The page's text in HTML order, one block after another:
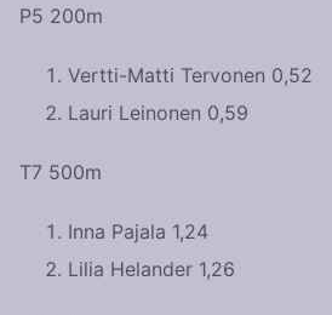
P5 200m
Vertti-Matti Tervonen 0,52
Lauri Leinonen 0,59
T7 500m
Inna Pajala 1,24
Lilia Helander 1,26